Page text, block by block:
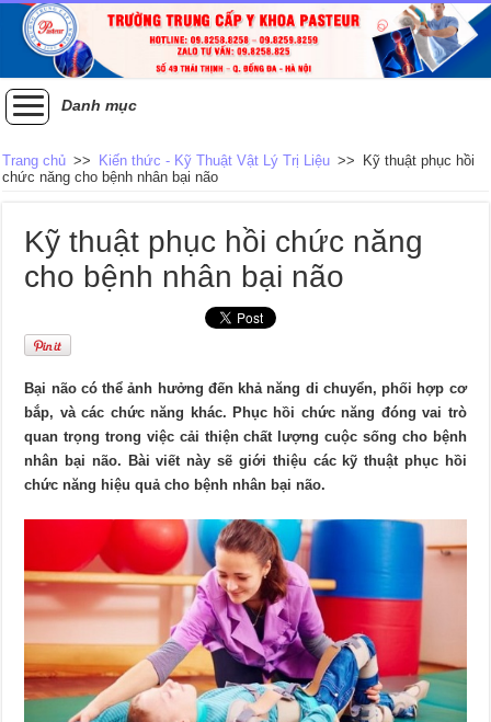
Danh mục
Trang chủ >> Kiến thức - Kỹ Thuật Vật Lý Trị Liệu >> Kỹ thuật phục hồi
chức năng cho bệnh nhân bại não
Kỹ thuật phục hồi chức năng
cho bệnh nhân bại não
Bại não có thể ảnh hưởng đến khả năng di chuyển, phối hợp cơ
bắp, và các chức năng khác. Phục hồi chức năng đóng vai trò
quan trọng trong việc cải thiện chất lượng cuộc sống cho bệnh
nhân bại não. Bài viết này sẽ giới thiệu các kỹ thuật phục hồi
chức năng hiệu quả cho bệnh nhân bại não.